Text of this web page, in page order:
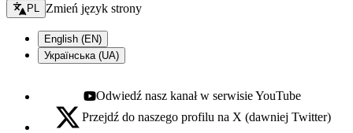
Zmień język - bieżący:
PL Zmień język strony
English (EN)
Українська (UA)
Youtube - otwiera się w nowej karcie
Odwiedź nasz kanał w serwisie YouTube
X - otwiera się w nowej karcie
Przejdź do naszego profilu na X (dawniej Twitter)